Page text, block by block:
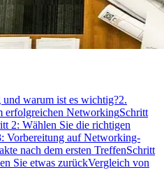
warum ist es wichtig?2.
erfolgreichen NetworkingSchritt
2: Wählen Sie die richtigen
Vorbereitung auf Networking-
nach dem ersten TreffenSchritt
Sie etwas zurückVergleich von